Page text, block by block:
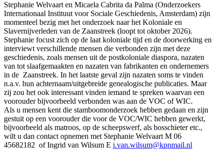
Stephanie Welvaart en Micaela Cabrita da Palma (Onderzoekers
Internationaal Instituut voor Sociale Geschiedenis, Amsterdam) zijn
momenteel bezig met het onderzoek naar het Koloniale en
Slavernijverleden van de Zaanstreek (loopt tot oktober 2026).
Stephanie focust zich op de laat koloniale tijd en de doorwerking en
interviewt verschillende mensen die verbonden zijn met deze
geschiedenis, zoals mensen uit de postkoloniale diaspora, nazaten
van tot slaafgemaakten en nazaten van fabrikanten en ondernemers
in de Zaanstreek. In het laatste geval zijn nazaten soms te vinden
n.a.v. hun achternaam/uitgebreide genealogische publicaties. Maar
zij zou het ook interessant vinden iemand te spreken waarvan een
voorouder bijvoorbeeld verbonden was aan de VOC of WIC.
Als u mensen kent die stamboomonderzoek hebben gedaan en zijn
gestuit op een voorouder die voor de VOC/WIC hebben gewerkt,
bijvoorbeeld als matroos, op de scheepswerf, als bosschieter etc.,
wilt u dan contact opnemen met Stephanie Welvaart M 06
45682182 of Ingrid van Wilsum E i.van.wilsum@kpnmail.nl